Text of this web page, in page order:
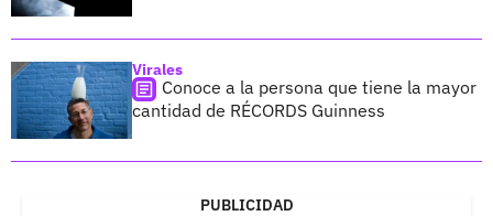
Virales
Conoce a la persona que tiene la mayor
cantidad de RÉCORDS Guinness
PUBLICIDAD